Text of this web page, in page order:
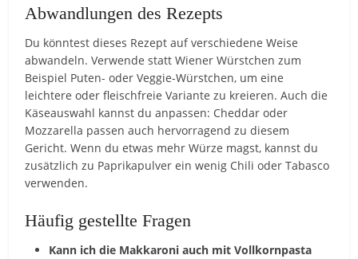
Abwandlungen des Rezepts
Du könntest dieses Rezept auf verschiedene Weise
abwandeln. Verwende statt Wiener Würstchen zum
Beispiel Puten- oder Veggie-Würstchen, um eine
leichtere oder fleischfreie Variante zu kreieren. Auch die
Käseauswahl kannst du anpassen: Cheddar oder
Mozzarella passen auch hervorragend zu diesem
Gericht. Wenn du etwas mehr Würze magst, kannst du
zusätzlich zu Paprikapulver ein wenig Chili oder Tabasco
verwenden.
Häufig gestellte Fragen
Kann ich die Makkaroni auch mit Vollkornpasta